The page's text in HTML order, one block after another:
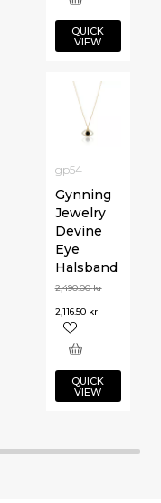
QUICK
VIEW
gp54
Gynning
Jewelry
Devine
Eye
Halsband
2,490.00kr
2,116.50 kr
QUICK
VIEW